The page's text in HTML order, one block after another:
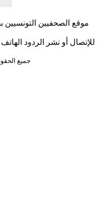
موقع الصحفيين
جميع